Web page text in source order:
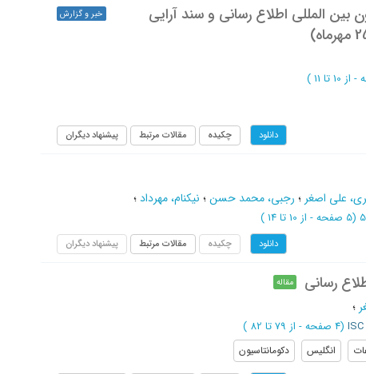
المللی اطلاع رسانی و سند آرایی
خبر و گزارش
از 10 تا 11 )
دانلود چکیده مقالات مرتبط پیشنهاد دیگران
علی اصغر ؛ رجبی، محمد حسن؛ نیکنام، مهرداد؛
(‎5 صفحه - از 10 تا 14 )
دانلود چکیده مقالات مرتبط پیشنهاد دیگران
رسانی مقاله
؛
ISC (‎4 صفحه - از 79 تا 82 )
انگلیس دکومانتاسیون